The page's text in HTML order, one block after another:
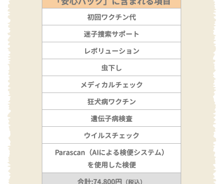
初回ワクチン代
迷子捜索サポート
レボリューション
虫下し
メディカルチェック
狂犬病ワクチン
遺伝子病検査
ウイルスチェック
Parascan（AIによる検便システム）
を使用した検便
合計:74,800円 （税込）